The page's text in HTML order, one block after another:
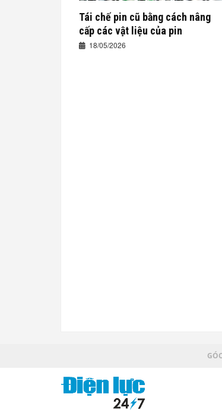
Tái chế pin cũ bằng cách nâng
cấp các vật liệu của pin
18/05/2026